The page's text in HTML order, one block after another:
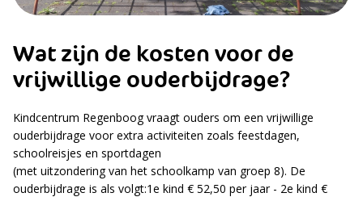
Wat zijn de kosten voor de
vrijwillige ouderbijdrage?
Kindcentrum Regenboog vraagt ouders om een vrijwillige
ouderbijdrage voor extra activiteiten zoals feestdagen,
schoolreisjes en sportdagen
(met uitzondering van het schoolkamp van groep 8). De
ouderbijdrage is als volgt:1e kind € 52,50 per jaar - 2e kind €